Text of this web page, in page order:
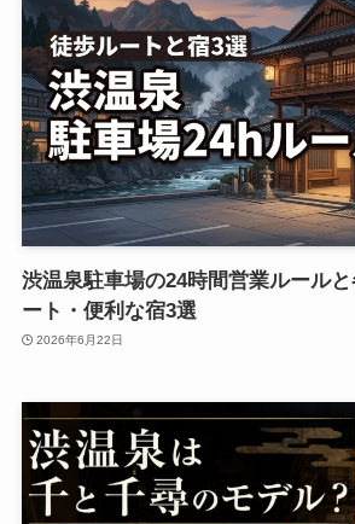
渋温泉駐車場の24時間営業ルール
ート・便利な宿3選
2026年6月22日